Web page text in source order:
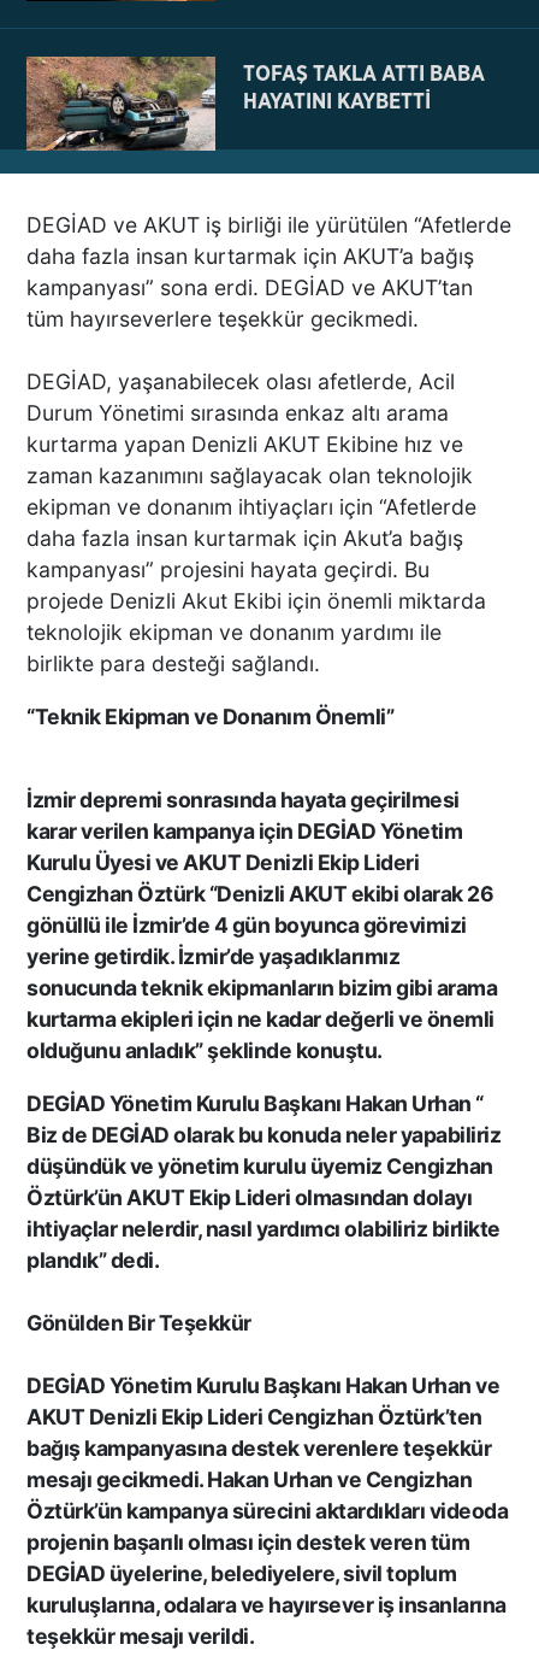
TOFAŞ TAKLA ATTI BABA
HAYATINI KAYBETTİ
NE BÖYLE BİR VAHŞİ NE DE
VAHŞET GÖRÜLDÜ
İNSANLIK DIŞI
VİCDANSIZLIK
AZRAİL’E “ELDEN SONRA
GEL” DEDİ! OKEYE DEVAM
ETTİ
DENİZLİ’DEN TATİLE GİDEN
GRUBUN GÖZÜ ÖNÜNDE
TEKNE ÇALIŞANLARI
BİRBİRİNE GİRDİ!
ÜNLÜ YÖNETMEN EZEL
ALINDI
DENİZLİ’DE ÇARPIŞMANIN
ŞİDDETİYLE SAVRULDU! 5
ARAÇ HASAR GÖRDÜ
BAŞKAN ERDOĞAN, SON
SÜRAT ÜYE VE ESNAF
EDİYOR
Macron’lu Tanıtım Filmi
Sosyal Medyayı Salladı
TRAFİĞİ BU HALE GETİRDİ
DENİZLİ BAROSU VE
AVUKATLARIN
İŞYERLERİNDE ARAMA
YAPILIYOR
DEGİAD ve AKUT iş birliği ile yürütülen “Afetlerde
daha fazla insan kurtarmak için AKUT’a bağış
kampanyası” sona erdi. DEGİAD ve AKUT’tan
tüm hayırseverlere teşekkür gecikmedi.
DEGİAD, yaşanabilecek olası afetlerde, Acil
Durum Yönetimi sırasında enkaz altı arama
kurtarma yapan Denizli AKUT Ekibine hız ve
zaman kazanımını sağlayacak olan teknolojik
ekipman ve donanım ihtiyaçları için “Afetlerde
daha fazla insan kurtarmak için Akut’a bağış
kampanyası” projesini hayata geçirdi. Bu
projede Denizli Akut Ekibi için önemli miktarda
teknolojik ekipman ve donanım yardımı ile
birlikte para desteği sağlandı.
“Teknik Ekipman ve Donanım Önemli”
İzmir depremi sonrasında hayata geçirilmesi
karar verilen kampanya için DEGİAD Yönetim
Kurulu Üyesi ve AKUT Denizli Ekip Lideri
Cengizhan Öztürk “Denizli AKUT ekibi olarak 26
gönüllü ile İzmir’de 4 gün boyunca görevimizi
yerine getirdik. İzmir’de yaşadıklarımız
sonucunda teknik ekipmanların bizim gibi arama
kurtarma ekipleri için ne kadar değerli ve önemli
olduğunu anladık” şeklinde konuştu.
DEGİAD Yönetim Kurulu Başkanı Hakan Urhan “
Biz de DEGİAD olarak bu konuda neler yapabiliriz
düşündük ve yönetim kurulu üyemiz Cengizhan
Öztürk’ün AKUT Ekip Lideri olmasından dolayı
ihtiyaçlar nelerdir, nasıl yardımcı olabiliriz birlikte
plandık” dedi.
Gönülden Bir Teşekkür
DEGİAD Yönetim Kurulu Başkanı Hakan Urhan ve
AKUT Denizli Ekip Lideri Cengizhan Öztürk’ten
bağış kampanyasına destek verenlere teşekkür
mesajı gecikmedi. Hakan Urhan ve Cengizhan
Öztürk’ün kampanya sürecini aktardıkları videoda
projenin başarılı olması için destek veren tüm
DEGİAD üyelerine, belediyelere, sivil toplum
kuruluşlarına, odalara ve hayırsever iş insanlarına
teşekkür mesajı verildi.